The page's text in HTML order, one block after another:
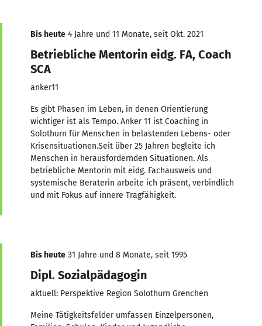
Bis heute 4 Jahre und 11 Monate, seit Okt. 2021
Betriebliche Mentorin eidg. FA, Coach
SCA
anker11
Es gibt Phasen im Leben, in denen Orientierung
wichtiger ist als Tempo. Anker 11 ist Coaching in
Solothurn für Menschen in belastenden Lebens- oder
Krisensituationen.​ Seit über 25 Jahren begleite ich
Menschen in herausfordernden Situationen. Als
betriebliche Mentorin mit eidg. Fachausweis und
systemische Beraterin arbeite ich präsent, verbindlich
und mit Fokus auf innere Tragfähigkeit.
Bis heute 31 Jahre und 8 Monate, seit 1995
Dipl. Sozialpädagogin
aktuell: Perspektive Region Solothurn Grenchen
Meine Tätigkeitsfelder umfassen Einzelpersonen,